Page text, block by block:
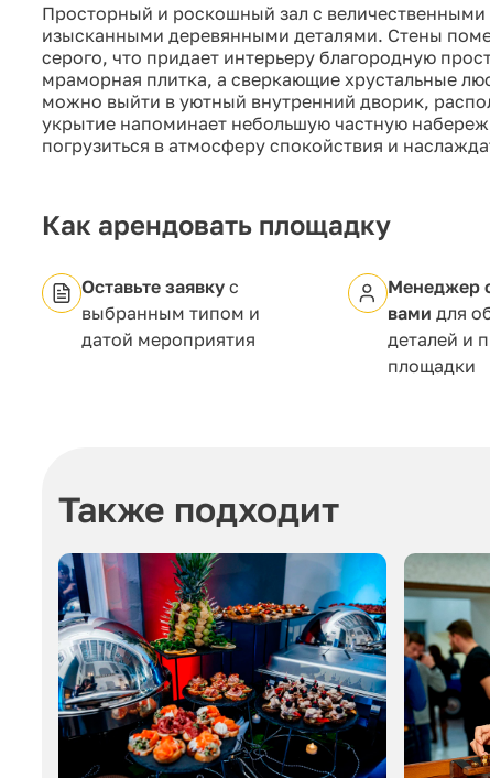
Просторный и роскошный зал с
изысканными деревянными деталями. Стены
серого, что придает интерьеру благородную
мраморная плитка, а сверкающие хрустальные
можно выйти в уютный внутренний дворик,
укрытие напоминает небольшую частную
погрузиться в атмосферу спокойствия и
Как арендовать площадку
Оставьте заявку с
выбранным типом и
датой мероприятия
Менеджер
вами для
деталей и
площадки
Также подходит